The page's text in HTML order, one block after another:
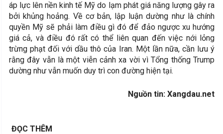
áp lực lên nền kinh tế Mỹ do lạm phát giá năng lượng gây ra
bởi khủng hoảng. Về cơ bản, lập luận dường như là chính
quyền Mỹ sẽ phải làm điều gì đó để đảo ngược xu hướng
giá cả, và điều đó rất có thể liên quan đến việc nới lỏng
trừng phạt đối với dầu thô của Iran. Một lần nữa, cần lưu ý
rằng đây vẫn là một viễn cảnh xa vời vì Tổng thống Trump
dường như vẫn muốn duy trì con đường hiện tại.
Nguồn tin: Xangdau.net
ĐỌC THÊM